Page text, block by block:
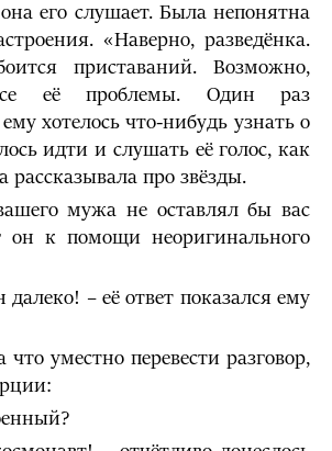
она его слушает. Была непонятна
«Наверно, разведёнка.
приставаний. Возможно,
её проблемы. Один раз
хотелось что-нибудь узнать о
идти и слушать её голос, как
рассказывала про звёзды.
мужа не оставлял бы вас
он к помощи неоригинального
– её ответ показался ему
уместно перевести разговор,